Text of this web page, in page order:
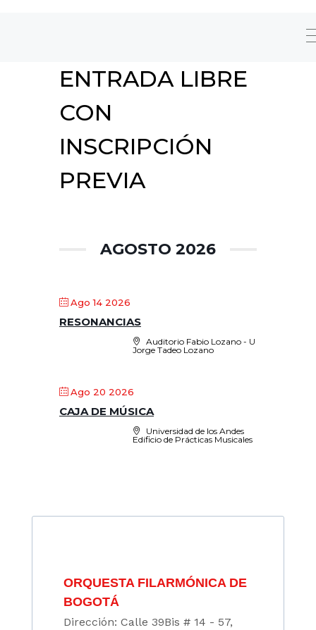
ENTRADA LIBRE
CON
INSCRIPCIÓN
PREVIA
AGOSTO 2026
Ago 14 2026
RESONANCIAS
Auditorio Fabio Lozano - U
Jorge Tadeo Lozano
Ago 20 2026
CAJA DE MÚSICA
Universidad de los Andes
Edificio de Prácticas Musicales
ORQUESTA FILARMÓNICA DE
BOGOTÁ
Dirección: Calle 39Bis # 14 - 57,